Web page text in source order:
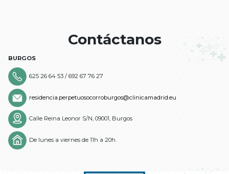
Contáctanos
BURGOS
625 26 64 53 / 692 67 76 27
residencia.perpetuosocorroburgos@clinicamadrid.eu
Calle Reina Leonor S/N, 09001, Burgos
De lunes a viernes de 11h a 20h.